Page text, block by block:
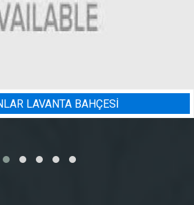
BADEM BAHÇESI SULAMA